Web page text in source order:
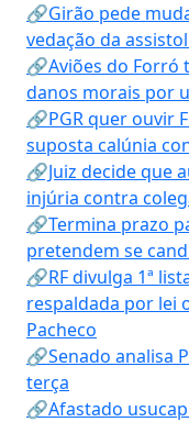
🔗Girão pede
vedação da
🔗Aviões do Forró
danos morais por
🔗PGR quer ouvir
suposta calúnia
🔗Juiz decide que
injúria contra
🔗Termina prazo
pretendem se
🔗RF divulga 1ª
respaldada por lei
Pacheco
🔗Senado analisa
terça
🔗Afastado